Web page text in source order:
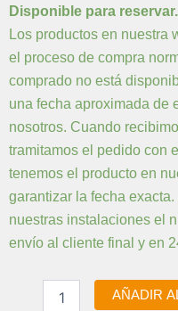
Disponible para reservar.
Los productos en nuestra
el proceso de compra
comprado no está
una fecha aproximada de
nosotros. Cuando
tramitamos el pedido con
tenemos el producto en
garantizar la fecha
nuestras instalaciones el
envío al cliente final y en
K26050
KIT
DE
RAILES
PARA
TIJA
AERO
cantidad
AÑADIR